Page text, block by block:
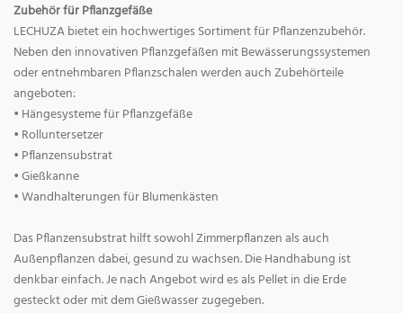
Zubehör für Pflanzgefäße
LECHUZA bietet ein hochwertiges Sortiment für Pflanzenzubehör.
Neben den innovativen Pflanzgefäßen mit Bewässerungssystemen
oder entnehmbaren Pflanzschalen werden auch Zubehörteile
angeboten:
• Hängesysteme für Pflanzgefäße
• Rolluntersetzer
• Pflanzensubstrat
• Gießkanne
• Wandhalterungen für Blumenkästen
Das Pflanzensubstrat hilft sowohl Zimmerpflanzen als auch
Außenpflanzen dabei, gesund zu wachsen. Die Handhabung ist
denkbar einfach. Je nach Angebot wird es als Pellet in die Erde
gesteckt oder mit dem Gießwasser zugegeben.